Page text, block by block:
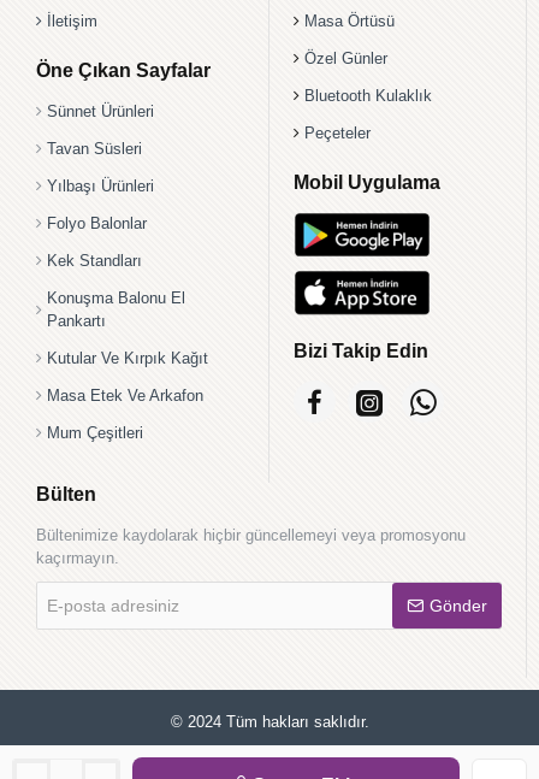
İletişim
Öne Çıkan Sayfalar
Sünnet Ürünleri
Tavan Süsleri
Yılbaşı Ürünleri
Folyo Balonlar
Kek Standları
Konuşma Balonu El
Pankartı
Kutular Ve Kırpık Kağıt
Masa Etek Ve Arkafon
Mum Çeşitleri
Masa Örtüsü
Özel Günler
Bluetooth Kulaklık
Peçeteler
Mobil Uygulama
Bizi Takip Edin
Bülten
Bültenimize kaydolarak hiçbir güncellemeyi veya promosyonu
kaçırmayın.
posta
adresiniz
Gönder
© 2024 Tüm hakları saklıdır.